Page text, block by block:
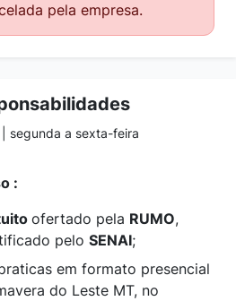
pela empresa.
segunda a sexta-feira
:
ofertado pela RUMO,
pelo SENAI;
em formato presencial
do Leste MT, no